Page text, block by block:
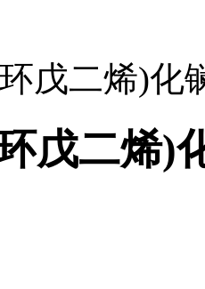
戊二烯)化
戊二烯)